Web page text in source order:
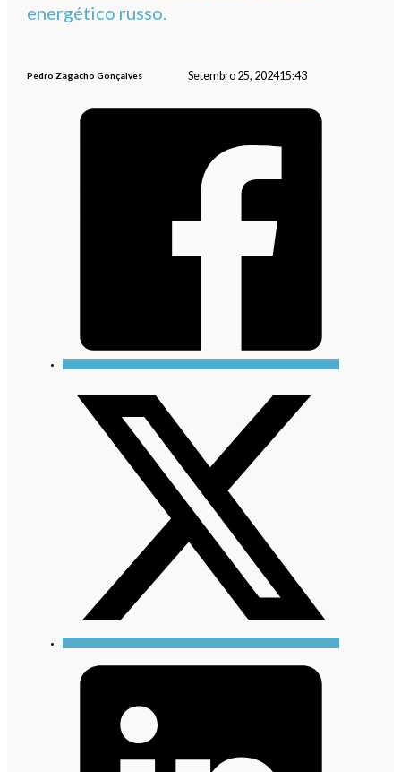
energético russo.
Pedro Zagacho Gonçalves Setembro 25, 202415:43